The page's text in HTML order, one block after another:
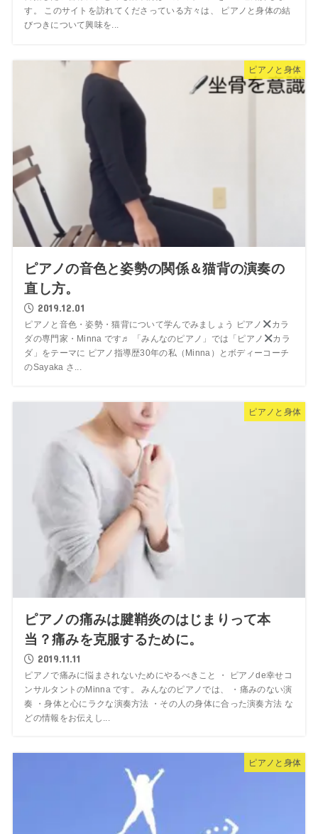
す。 このサイトを訪れてくださっている方々は、 ピアノと身体の結
びつきについて興味を...
ピアノと身体
ピアノの音色と姿勢の関係＆猫背の演奏の
直し方。
2019.12.01
ピアノと音色・姿勢・猫背について学んでみましょう ピアノ
カラ
ダの専門家・Minna です♬ 「みんなのピアノ」では「ピアノ
カラ
ダ」をテーマに ピアノ指導歴30年の私（Minna）とボディーコーチ
のSayaka さ...
ピアノと身体
ピアノの痛みは腱鞘炎のはじまりって本
当？痛みを克服するために。
2019.11.11
ピアノで痛みに悩まされないためにやるべきこと ・ ピアノde幸せコ
ンサルタントのMinna です。 みんなのピアノでは、 ・痛みのない演
奏 ・身体と心にラクな演奏方法 ・その人の身体に合った演奏方法 な
どの情報をお伝えし...
ピアノと身体